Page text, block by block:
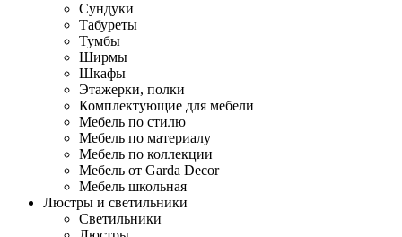
Сундуки
Табуреты
Тумбы
Ширмы
Шкафы
Этажерки, полки
Комплектующие для мебели
Мебель по стилю
Мебель по материалу
Мебель по коллекции
Мебель от Garda Decor
Мебель школьная
Люстры и светильники
Светильники